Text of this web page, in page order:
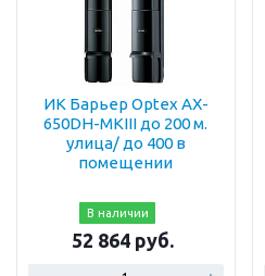
ИК Барьер Optex AX-
650DH-MKIII до 200 м.
улица/ до 400 в
помещении
В наличии
52 864 руб.